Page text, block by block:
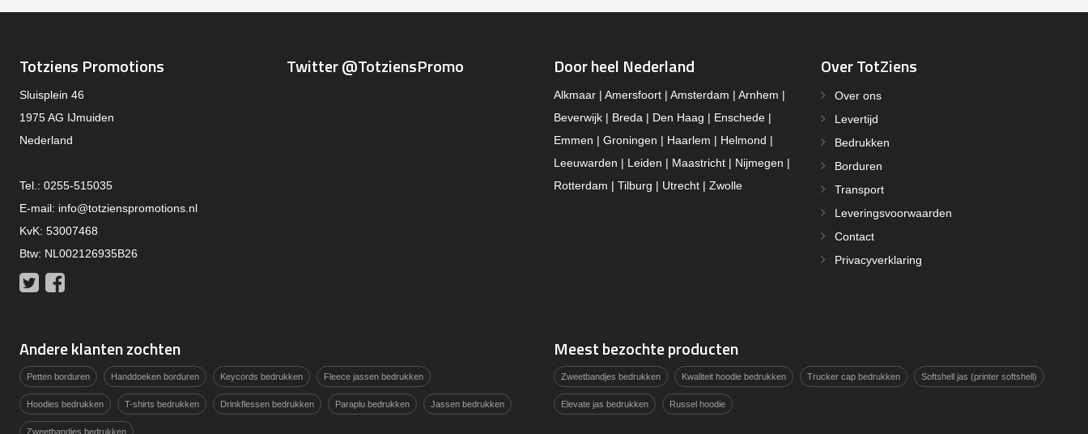
Totziens Promotions
Sluisplein 46
1975 AG IJmuiden
Nederland
Tel.: 0255-515035
E-mail: info@totzienspromotions.nl
KvK: 53007468
Btw: NL002126935B26
Twitter
Twitter @TotziensPromo Door heel Nederland
Alkmaar | Amersfoort | Amsterdam | Arnhem |
Beverwijk | Breda | Den Haag | Enschede |
Emmen | Groningen | Haarlem | Helmond |
Leeuwarden | Leiden | Maastricht | Nijmegen |
Rotterdam | Tilburg | Utrecht | Zwolle
Over TotZiens
Over ons
Levertijd
Bedrukken
Borduren
Transport
Leveringsvoorwaarden
Contact
Privacyverklaring
Andere klanten zochten
Petten borduren Handdoeken borduren Keycords bedrukken Fleece jassen bedrukken
Hoodies bedrukken T-shirts bedrukken Drinkflessen bedrukken Paraplu bedrukken Jassen bedrukken
Zweetbandjes bedrukken
Meest bezochte producten
Zweetbandjes bedrukken Kwaliteit hoodie bedrukken Trucker cap bedrukken Softshell jas (printer softshell)
Elevate jas bedrukken Russel hoodie